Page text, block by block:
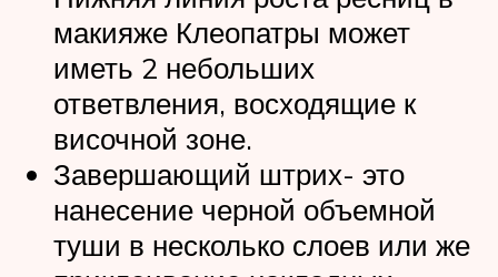
макияже Клеопатры может
иметь 2 небольших
ответвления, восходящие к
височной зоне.
Завершающий штрих- это
нанесение черной объемной
туши в несколько слоев или же